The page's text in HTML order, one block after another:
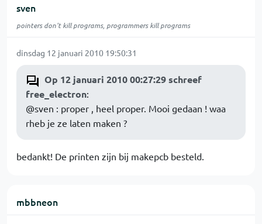
sven
pointers don't kill programs, programmers kill programs
dinsdag 12 januari 2010 19:50:31
Op 12 januari 2010 00:27:29 schreef
free_electron:
@sven : proper , heel proper. Mooi gedaan ! waa
rheb je ze laten maken ?
bedankt! De printen zijn bij makepcb besteld.
mbbneon